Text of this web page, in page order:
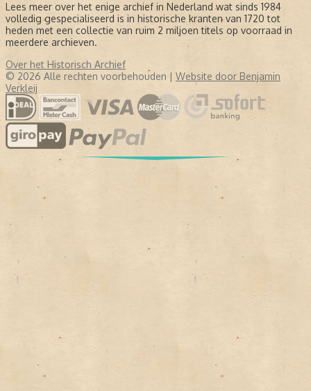
Lees meer over het enige archief in Nederland wat sinds 1984
volledig gespecialiseerd is in historische kranten van 1720 tot
heden met een collectie van ruim 2 miljoen titels op voorraad in
meerdere archieven.
Over het Historisch Archief
© 2026 Alle rechten voorbehouden | Website door Benjamin
Verkleij